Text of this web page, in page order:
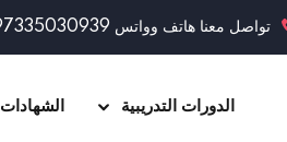
تواصل معنا هاتف وواتس 0097335030939
الدورات التدريبية الشهادات